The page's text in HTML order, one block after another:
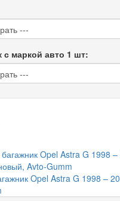
маркой авто 1 шт:
Opel Astra G 1998 –